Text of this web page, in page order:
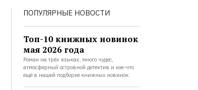
ПОПУЛЯРНЫЕ НОВОСТИ
Топ-10 книжных новинок
мая 2026 года
Роман на трёх языках, много чудес,
атмосферный островной детектив и кое-что
ещё в нашей подборке книжных новинок.